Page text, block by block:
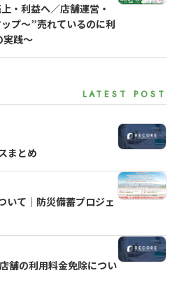
・利益へ／店舗運営・
プ～”売れているのに利
実践～
まとめ
いて｜防災備蓄プロジェ
舗の利用料金免除につい